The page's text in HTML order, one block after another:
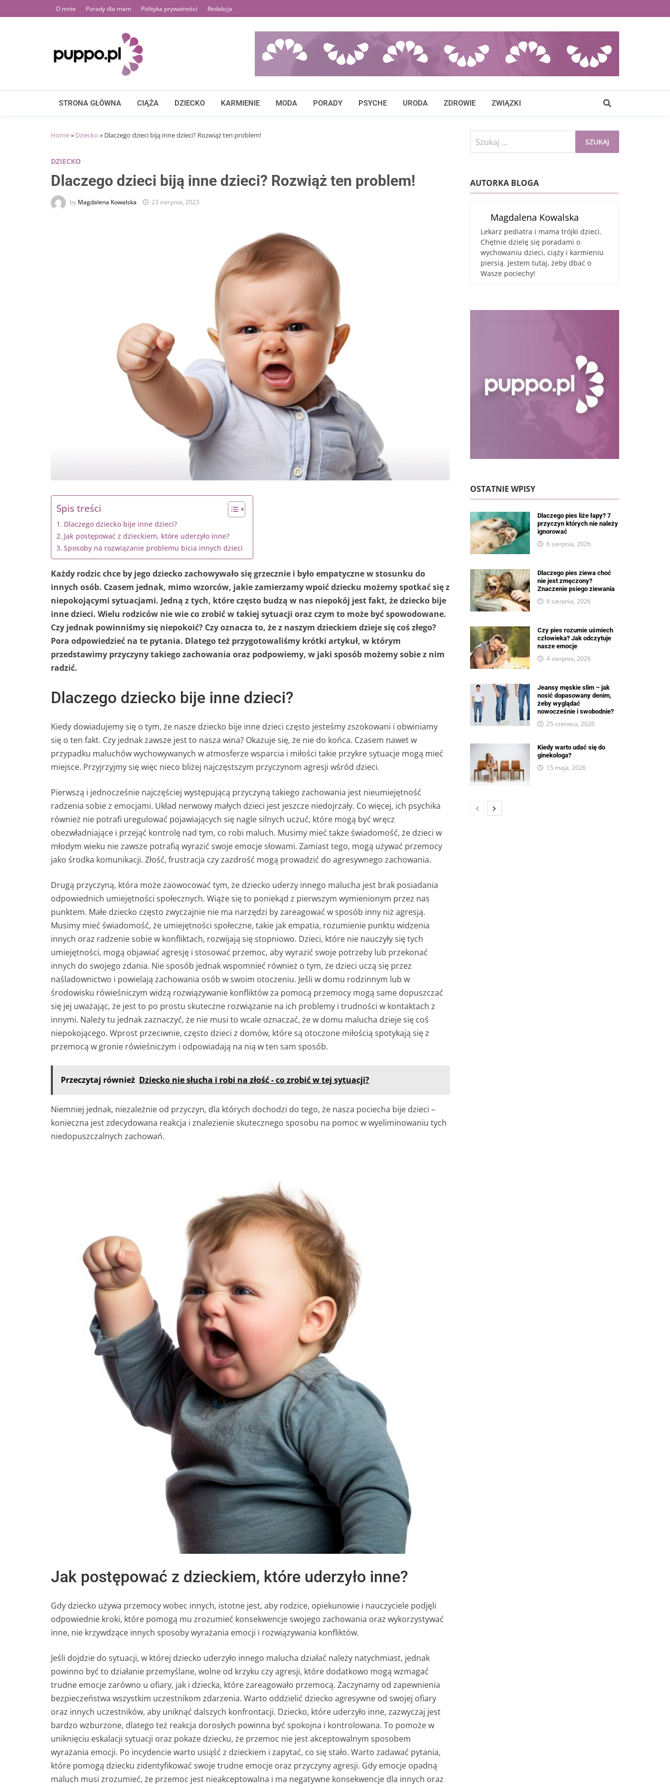
to
O mnie Porady dla mam Polityka prywatności Redakcja
STRONA GŁÓWNA CIĄŻA DZIECKO KARMIENIE MODA PORADY PSYCHE URODA ZDROWIE ZWIĄZKI
Home» Dziecko » Dlaczego dzieci biją inne dzieci? Rozwiąż ten problem!
DZIECKO
Dlaczego dzieci biją inne dzieci? Rozwiąż ten problem!
by Magdalena Kowalska 23 sierpnia, 2023
Spis treści
Dlaczego dziecko bije inne dzieci?
Jak postępować z dzieckiem, które uderzyło inne?
Sposoby na rozwiązanie problemu bicia innych dzieci
Każdy rodzic chce by jego dziecko zachowywało się grzecznie i było empatyczne w stosunku do
innych osób. Czasem jednak, mimo wzorców, jakie zamierzamy wpoić dziecku możemy spotkać się z
niepokojącymi sytuacjami. Jedną z tych, które często budzą w nas niepokój jest fakt, że dziecko bije
inne dzieci. Wielu rodziców nie wie co zrobić w takiej sytuacji oraz czym to może być spowodowane.
Czy jednak powinniśmy się niepokoić? Czy oznacza to, że z naszym dzieckiem dzieje się coś złego?
Pora odpowiedzieć na te pytania. Dlatego też przygotowaliśmy krótki artykuł, w którym
przedstawimy przyczyny takiego zachowania oraz podpowiemy, w jaki sposób możemy sobie z nim
radzić.
Dlaczego dziecko bije inne dzieci?
Kiedy dowiadujemy się o tym, że nasze dziecko bije inne dzieci często jesteśmy zszokowani i obwiniamy
się o ten fakt. Czy jednak zawsze jest to nasza wina? Okazuje się, że nie do końca. Czasem nawet w
przypadku maluchów wychowywanych w atmosferze wsparcia i miłości takie przykre sytuacje mogą mieć
miejsce. Przyjrzyjmy się więc nieco bliżej najczęstszym przyczynom agresji wśród dzieci.
Pierwszą i jednocześnie najczęściej występującą przyczyną takiego zachowania jest nieumiejętność
radzenia sobie z emocjami. Układ nerwowy małych dzieci jest jeszcze niedojrzały. Co więcej, ich psychika
również nie potrafi uregulować pojawiających się nagle silnych uczuć, które mogą być wręcz
obezwładniające i przejąć kontrolę nad tym, co robi maluch. Musimy mieć także świadomość, że dzieci w
młodym wieku nie zawsze potrafią wyrazić swoje emocje słowami. Zamiast tego, mogą używać przemocy
jako środka komunikacji. Złość, frustracja czy zazdrość mogą prowadzić do agresywnego zachowania.
Drugą przyczyną, która może zaowocować tym, że dziecko uderzy innego malucha jest brak posiadania
odpowiednich umiejętności społecznych. Wiąże się to poniekąd z pierwszym wymienionym przez nas
punktem. Małe dziecko często zwyczajnie nie ma narzędzi by zareagować w sposób inny niż agresją.
Musimy mieć świadomość, że umiejętności społeczne, takie jak empatia, rozumienie punktu widzenia
innych oraz radzenie sobie w konfliktach, rozwijają się stopniowo. Dzieci, które nie nauczyły się tych
umiejętności, mogą objawiać agresję i stosować przemoc, aby wyrazić swoje potrzeby lub przekonać
innych do swojego zdania. Nie sposób jednak wspomnieć również o tym, że dzieci uczą się przez
naśladownictwo i powielają zachowania osób w swoim otoczeniu. Jeśli w domu rodzinnym lub w
środowisku rówieśniczym widzą rozwiązywanie konfliktów za pomocą przemocy mogą same dopuszczać
się jej uważając, że jest to po prostu skuteczne rozwiązanie na ich problemy i trudności w kontaktach z
innymi. Należy tu jednak zaznaczyć, że nie musi to wcale oznaczać, że w domu malucha dzieje się coś
niepokojącego. Wprost przeciwnie, często dzieci z domów, które są otoczone miłością spotykają się z
przemocą w gronie rówieśniczym i odpowiadają na nią w ten sam sposób.
Przeczytaj również Dziecko nie słucha i robi na złość - co zrobić w tej sytuacji?
Niemniej jednak, niezależnie od przyczyn, dla których dochodzi do tego, że nasza pociecha bije dzieci –
konieczna jest zdecydowana reakcja i znalezienie skutecznego sposobu na pomoc w wyeliminowaniu tych
niedopuszczalnych zachowań.
Jak postępować z dzieckiem, które uderzyło inne?
Gdy dziecko używa przemocy wobec innych, istotne jest, aby rodzice, opiekunowie i nauczyciele podjęli
odpowiednie kroki, które pomogą mu zrozumieć konsekwencje swojego zachowania oraz wykorzystywać
inne, nie krzywdzące innych sposoby wyrażania emocji i rozwiązywania konfliktów.
Jeśli dojdzie do sytuacji, w której dziecko uderzyło innego malucha działać należy natychmiast, jednak
powinno być to działanie przemyślane, wolne od krzyku czy agresji, które dodatkowo mogą wzmagać
trudne emocje zarówno u ofiary, jak i dziecka, które zareagowało przemocą. Zaczynamy od zapewnienia
bezpieczeństwa wszystkim uczestnikom zdarzenia. Warto oddzielić dziecko agresywne od swojej ofiary
oraz innych uczestników, aby uniknąć dalszych konfrontacji. Dziecko, które uderzyło inne, zazwyczaj jest
bardzo wzburzone, dlatego też reakcja dorosłych powinna być spokojna i kontrolowana. To pomoże w
uniknięciu eskalacji sytuacji oraz pokaże dziecku, że przemoc nie jest akceptowalnym sposobem
wyrażania emocji. Po incydencie warto usiąść z dzieckiem i zapytać, co się stało. Warto zadawać pytania,
które pomogą dziecku zidentyfikować swoje trudne emocje oraz przyczyny agresji. Gdy emocje opadną
maluch musi zrozumieć, że przemoc jest nieakceptowalna i ma negatywne konsekwencje dla innych oraz
Szukaj:
AUTORKA BLOGA
Magdalena Kowalska
Lekarz pediatra i mama trójki dzieci.
Chętnie dzielę się poradami o
wychowaniu dzieci, ciąży i karmieniu
piersią. Jestem tutaj, żeby dbać o
Wasze pociechy!
OSTATNIE WPISY
Dlaczego pies liże łapy? 7
przyczyn których nie należy
ignorować
6 sierpnia, 2026
Dlaczego pies ziewa choć
nie jest zmęczony?
Znaczenie psiego ziewania
6 sierpnia, 2026
Czy pies rozumie uśmiech
człowieka? Jak odczytuje
nasze emocje
4 sierpnia, 2026
Jeansy męskie slim – jak
nosić dopasowany denim,
żeby wyglądać
nowocześnie i swobodnie?
25 czerwca, 2026
Kiedy warto udać się do
ginekologa?
15 maja, 2026